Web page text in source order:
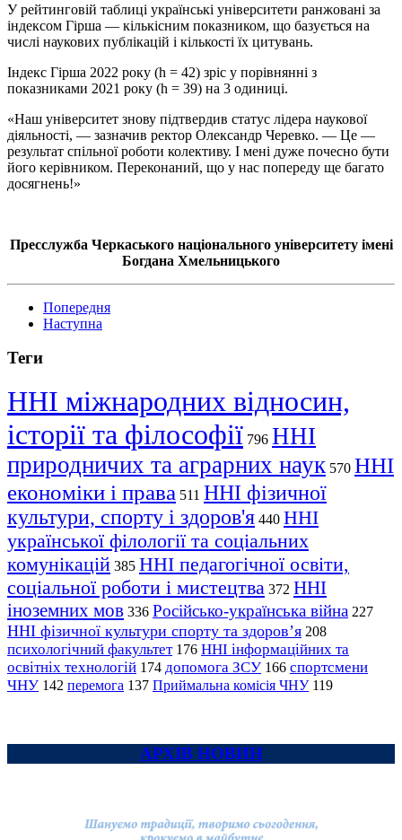
У рейтинговій таблиці українські університети ранжовані за
індексом Гірша — кількісним показником, що базується на
числі наукових публікацій і кількості їх цитувань.
Індекс Гірша 2022 року (h = 42) зріс у порівнянні з
показниками 2021 року (h = 39) на 3 одиниці.
«Наш університет знову підтвердив статус лідера наукової
діяльності, — зазначив ректор Олександр Черевко. — Це —
результат спільної роботи колективу. І мені дуже почесно бути
його керівником. Переконаний, що у нас попереду ще багато
досягнень!»
Пресслужба Черкаського національного університету імені
Богдана Хмельницького
Попередня
Наступна
Теги
ННІ міжнародних відносин,
історії та філософії 796 ННІ
природничих та аграрних наук 570 ННІ
економіки і права 511 ННІ фізичної
культури, спорту і здоров'я 440 ННІ
української філології та соціальних
комунікацій 385 ННІ педагогічної освіти,
соціальної роботи і мистецтва 372 ННІ
іноземних мов 336 Російсько-українська війна 227
ННІ фізичної культури спорту та здоров’я 208
психологічний факультет 176 ННІ інформаційних та
освітніх технологій 174 допомога ЗСУ 166 спортсмени
ЧНУ 142 перемога 137 Приймальна комісія ЧНУ 119
АРХІВ НОВИН